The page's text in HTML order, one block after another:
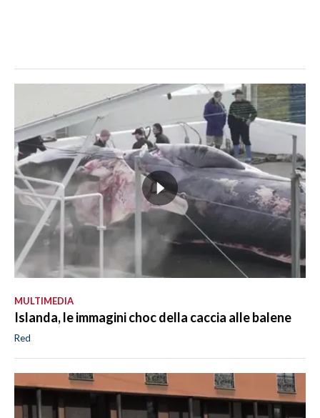
MULTIMEDIA
Islanda, le immagini choc della caccia alle balene
Red